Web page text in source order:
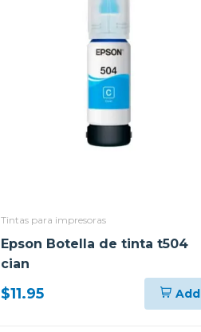
Tintas para impresoras
Epson Botella de tinta t504
cian
$11.95 Add